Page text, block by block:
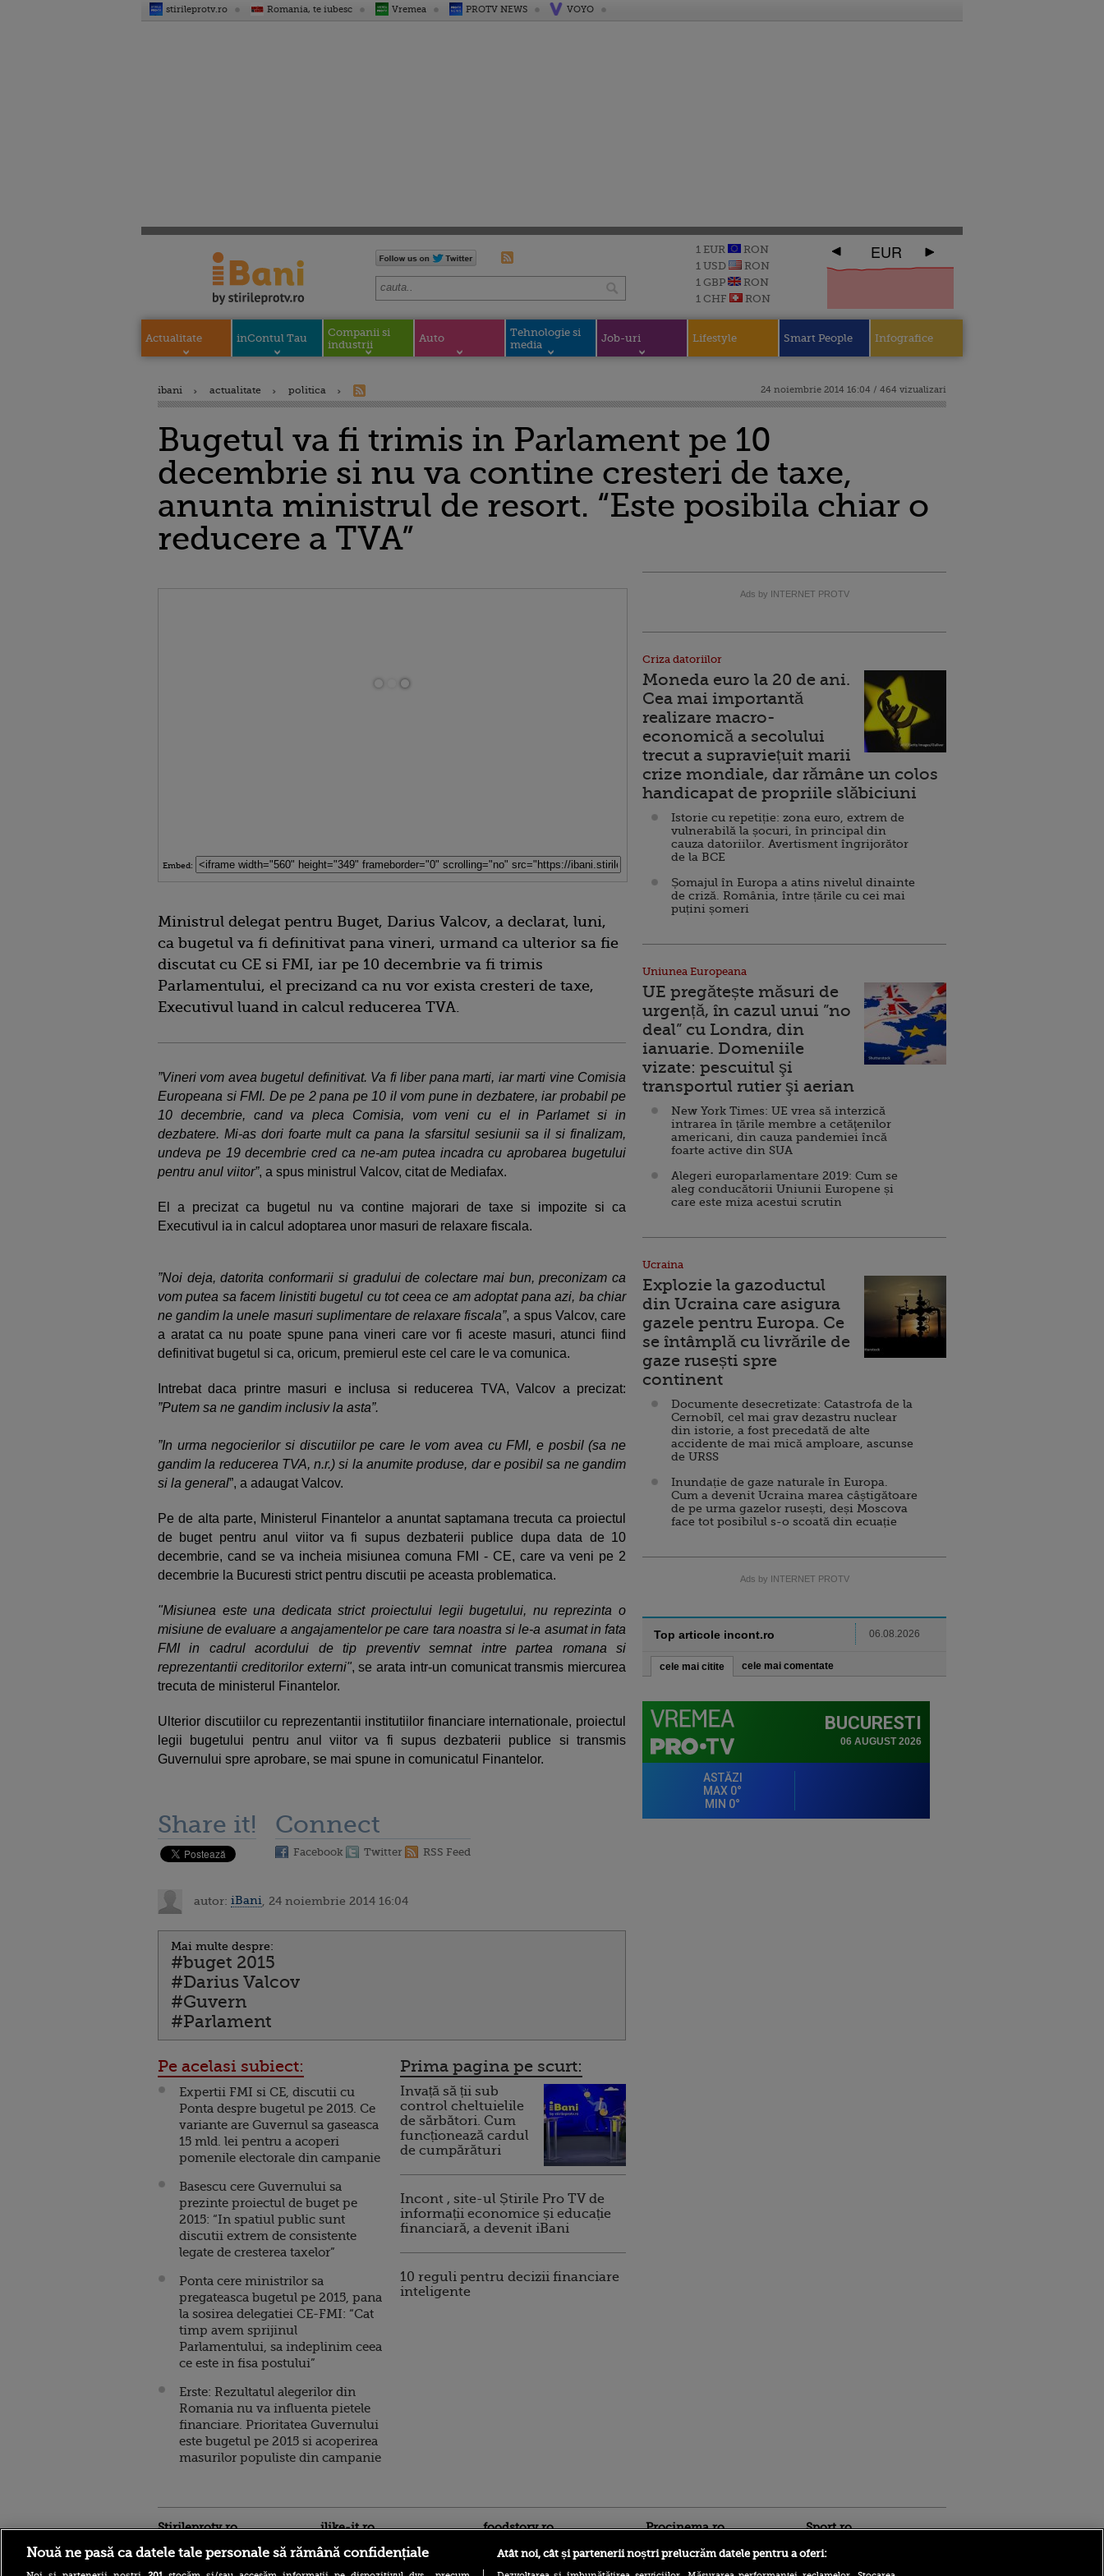
stirileprotv.ro Romania, te iubesc Vremea PROTV NEWS VOYO
1 EUR
RON
1 USD
RON
1 GBP
RON
1 CHF
RON
EUR
Actualitate inContul Tau
Companii si
industrii
Auto
Tehnologie si
media
Job-uri Lifestyle Smart People Infografice
ibani actualitate politica 24 noiembrie 2014 16:04 / 464 vizualizari
Bugetul va fi trimis in Parlament pe 10
decembrie si nu va contine cresteri de taxe,
anunta ministrul de resort. “Este posibila chiar o
reducere a TVA”
Embed:
Ministrul delegat pentru Buget, Darius Valcov, a declarat, luni,
ca bugetul va fi definitivat pana vineri, urmand ca ulterior sa fie
discutat cu CE si FMI, iar pe 10 decembrie va fi trimis
Parlamentului, el precizand ca nu vor exista cresteri de taxe,
Executivul luand in calcul reducerea TVA.
”Vineri vom avea bugetul definitivat. Va fi liber pana marti, iar marti vine Comisia
Europeana si FMI. De pe 2 pana pe 10 il vom pune in dezbatere, iar probabil pe
10 decembrie, cand va pleca Comisia, vom veni cu el in Parlamet si in
dezbatere. Mi-as dori foarte mult ca pana la sfarsitul sesiunii sa il si finalizam,
undeva pe 19 decembrie cred ca ne-am putea incadra cu aprobarea bugetului
pentru anul viitor”, a spus ministrul Valcov, citat de Mediafax.
El a precizat ca bugetul nu va contine majorari de taxe si impozite si ca
Executivul ia in calcul adoptarea unor masuri de relaxare fiscala.
”Noi deja, datorita conformarii si gradului de colectare mai bun, preconizam ca
vom putea sa facem linistiti bugetul cu tot ceea ce am adoptat pana azi, ba chiar
ne gandim la unele masuri suplimentare de relaxare fiscala”, a spus Valcov, care
a aratat ca nu poate spune pana vineri care vor fi aceste masuri, atunci fiind
definitivat bugetul si ca, oricum, premierul este cel care le va comunica.
Intrebat daca printre masuri e inclusa si reducerea TVA, Valcov a precizat:
”Putem sa ne gandim inclusiv la asta”.
”In urma negocierilor si discutiilor pe care le vom avea cu FMI, e posbil (sa ne
gandim la reducerea TVA, n.r.) si la anumite produse, dar e posibil sa ne gandim
si la general”, a adaugat Valcov.
Pe de alta parte, Ministerul Finantelor a anuntat saptamana trecuta ca proiectul
de buget pentru anul viitor va fi supus dezbaterii publice dupa data de 10
decembrie, cand se va incheia misiunea comuna FMI - CE, care va veni pe 2
decembrie la Bucuresti strict pentru discutii pe aceasta problematica.
"Misiunea este una dedicata strict proiectului legii bugetului, nu reprezinta o
misiune de evaluare a angajamentelor pe care tara noastra si le-a asumat in fata
FMI in cadrul acordului de tip preventiv semnat intre partea romana si
reprezentantii creditorilor externi", se arata intr-un comunicat transmis miercurea
trecuta de ministerul Finantelor.
Ulterior discutiilor cu reprezentantii institutiilor financiare internationale, proiectul
legii bugetului pentru anul viitor va fi supus dezbaterii publice si transmis
Guvernului spre aprobare, se mai spune in comunicatul Finantelor.
Share it! Connect
Facebook Twitter RSS Feed
autor: iBani , 24 noiembrie 2014 16:04
Mai multe despre:
#buget 2015
#Darius Valcov
#Guvern
#Parlament
Pe acelasi subiect:
Expertii FMI si CE, discutii cu
Ponta despre bugetul pe 2015. Ce
variante are Guvernul sa gaseasca
15 mld. lei pentru a acoperi
pomenile electorale din campanie
Basescu cere Guvernului sa
prezinte proiectul de buget pe
2015: “In spatiul public sunt
discutii extrem de consistente
legate de cresterea taxelor”
Ponta cere ministrilor sa
pregateasca bugetul pe 2015, pana
la sosirea delegatiei CE-FMI: “Cat
timp avem sprijinul
Parlamentului, sa indeplinim ceea
ce este in fisa postului”
Erste: Rezultatul alegerilor din
Romania nu va influenta pietele
financiare. Prioritatea Guvernului
este bugetul pe 2015 si acoperirea
masurilor populiste din campanie
Prima pagina pe scurt:
Invață să ții sub
control cheltuielile
de sărbători. Cum
funcționează cardul
de cumpărături
Incont , site-ul Știrile Pro TV de
informații economice și educație
financiară, a devenit iBani
10 reguli pentru decizii financiare
inteligente
Ads by INTERNET PROTV
Criza datoriilor
Moneda euro la 20 de ani.
Cea mai importantă
realizare macro-
economică a secolului
trecut a supraviețuit marii
crize mondiale, dar rămâne un colos
handicapat de propriile slăbiciuni
Istorie cu repetiție: zona euro, extrem de
vulnerabilă la șocuri, în principal din
cauza datoriilor. Avertisment îngrijorător
de la BCE
Șomajul în Europa a atins nivelul dinainte
de criză. România, între țările cu cei mai
puțini șomeri
Uniunea Europeana
UE pregătește măsuri de
urgență, în cazul unui ”no
deal” cu Londra, din
ianuarie. Domeniile
vizate: pescuitul şi
transportul rutier şi aerian
New York Times: UE vrea să interzică
intrarea în țările membre a cetăţenilor
americani, din cauza pandemiei încă
foarte active din SUA
Alegeri europarlamentare 2019: Cum se
aleg conducătorii Uniunii Europene și
care este miza acestui scrutin
Ucraina
Explozie la gazoductul
din Ucraina care asigura
gazele pentru Europa. Ce
se întâmplă cu livrările de
gaze rusești spre
continent
Documente desecretizate: Catastrofa de la
Cernobîl, cel mai grav dezastru nuclear
din istorie, a fost precedată de alte
accidente de mai mică amploare, ascunse
de URSS
Inundație de gaze naturale în Europa.
Cum a devenit Ucraina marea câștigătoare
de pe urma gazelor rusești, deși Moscova
face tot posibilul s-o scoată din ecuație
Ads by INTERNET PROTV
Top articole incont.ro 06.08.2026
cele mai citite cele mai comentate
Stirileprotv.ro ilike-it.ro foodstory.ro Procinema.ro Sport.ro
Nouă ne pasă ca datele tale personale să rămână confidențiale Atât noi, cât și partenerii noștri prelucrăm datele pentru a oferi: